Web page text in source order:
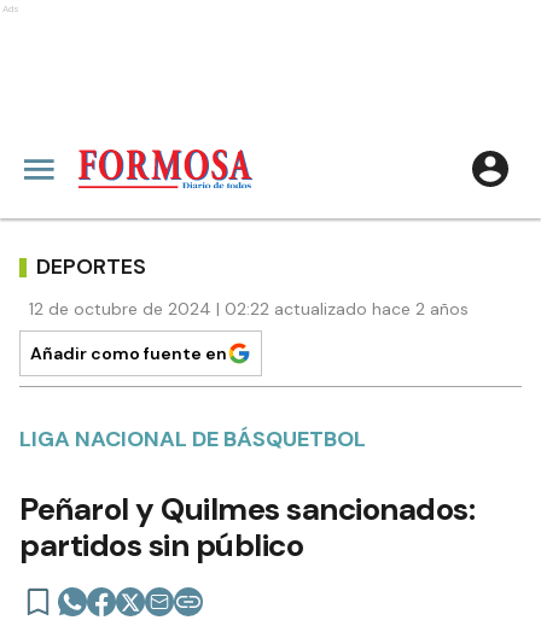
Ads
DEPORTES
12 de octubre de 2024 | 02:22 actualizado hace 2 años
Añadir como fuente en
LIGA NACIONAL DE BÁSQUETBOL
Peñarol y Quilmes sancionados:
partidos sin público